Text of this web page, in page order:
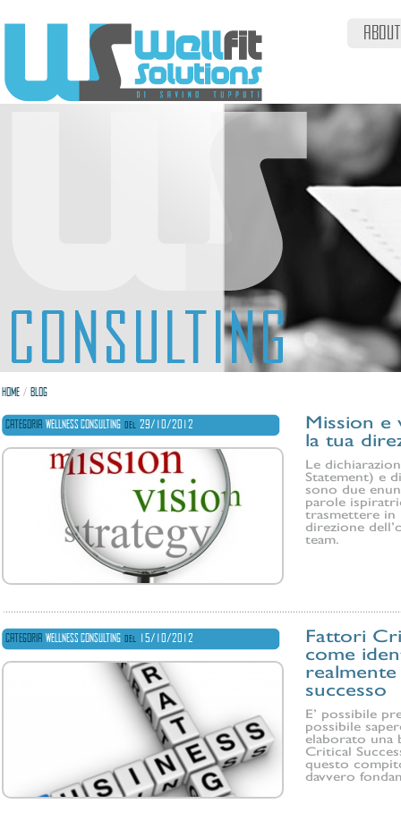
ABOUT
HOME / BLOG
CATEGORIA WELLNESS CONSULTING del 29/10/2012
Mission e
la tua
Le
Statement) e
sono due
parole
trasmettere in
direzione
team.
CATEGORIA WELLNESS CONSULTING del 15/10/2012
Fattori
come
successo
E’ possibile
possibile
elaborato una
Critical
questo
davvero